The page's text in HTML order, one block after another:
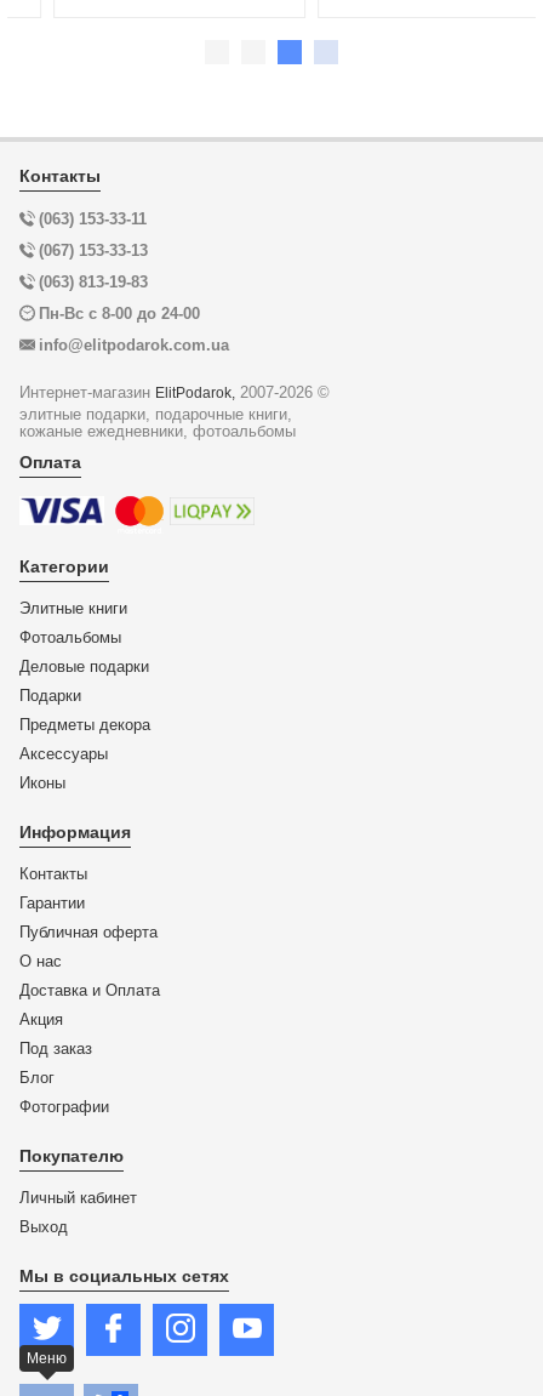
Контакты
(063) 153-33-11
(067) 153-33-13
(063) 813-19-83
Пн-Вс с 8-00 до 24-00
info@elitpodarok.com.ua
Интернет-магазин ElitPodarok, 2007-2026 ©
элитные подарки, подарочные книги,
кожаные ежедневники, фотоальбомы
Оплата
Категории
Элитные книги
Фотоальбомы
Деловые подарки
Подарки
Предметы декора
Аксессуары
Иконы
Информация
Контакты
Гарантии
Публичная оферта
О нас
Доставка и Оплата
Акция
Под заказ
Блог
Фотографии
Покупателю
Личный кабинет
Выход
Мы в социальных сетях
Меню